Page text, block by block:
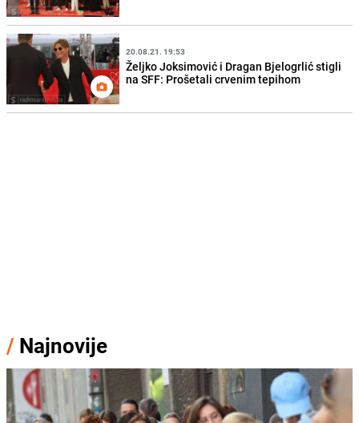
20.08.21. 19:53
Željko Joksimović i Dragan Bjelogrlić stigli
na SFF: Prošetali crvenim tepihom
/ Najnovije